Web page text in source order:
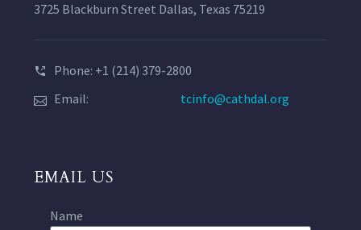
3725 Blackburn Street Dallas, Texas 75219
Phone: +1 (214) 379-2800
Email:
tcinfo@cathdal.org
EMAIL US
Name